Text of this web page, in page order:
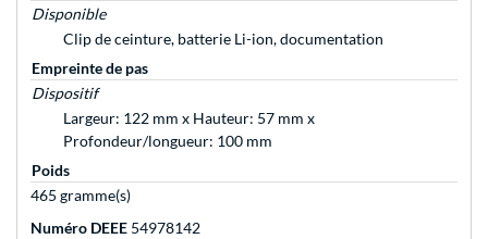
Disponible
Clip de ceinture, batterie Li-ion, documentation
Empreinte de pas
Dispositif
Largeur: 122 mm x Hauteur: 57 mm x
Profondeur/longueur: 100 mm
Poids
465 gramme(s)
Numéro DEEE 54978142